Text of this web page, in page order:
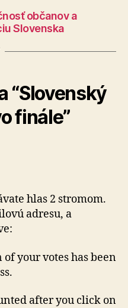
občanov a
Slovenska
“Slovenský
finále”
hlas 2 stromom.
adresu, a
your votes has been
after you click on